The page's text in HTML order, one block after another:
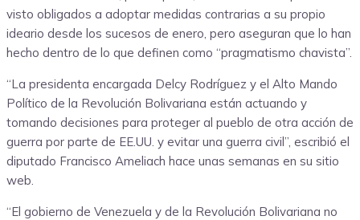
visto obligados a adoptar medidas contrarias a su propio
ideario desde los sucesos de enero, pero aseguran que lo han
hecho dentro de lo que definen como “pragmatismo chavista”.
“La presidenta encargada Delcy Rodríguez y el Alto Mando
Político de la Revolución Bolivariana están actuando y
tomando decisiones para proteger al pueblo de otra acción de
guerra por parte de EE.UU. y evitar una guerra civil”, escribió el
diputado Francisco Ameliach hace unas semanas en su sitio
web.
“El gobierno de Venezuela y de la Revolución Bolivariana no